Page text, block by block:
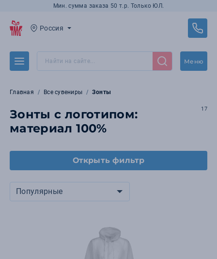
Мин. сумма заказа 50 т.р. Только ЮЛ.
Россия
Меню
Главная Все сувениры Зонты
Зонты с логотипом:
материал 100%
17
Открыть фильтр
Популярные